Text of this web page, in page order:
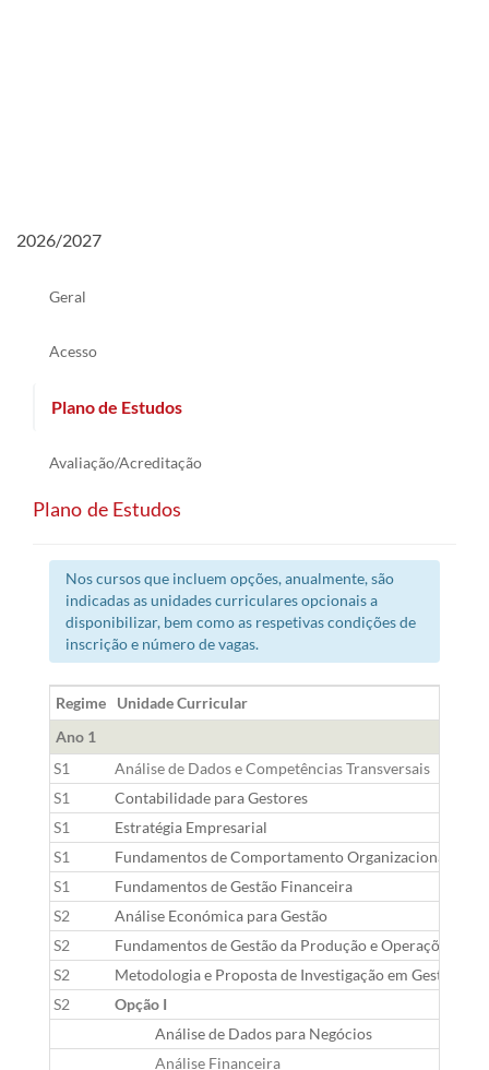
2026/2027
Geral
Acesso
Plano de Estudos
Avaliação/Acreditação
Plano de Estudos
Nos cursos que incluem opções, anualmente, são
indicadas as unidades curriculares opcionais a
disponibilizar, bem como as respetivas condições de
inscrição e número de vagas.
Regime
Unidade Curricular
Ano 1
S1
Análise de Dados e Competências Transversais
S1
Contabilidade para Gestores
S1
Estratégia Empresarial
S1
Fundamentos de Comportamento Organizacional
S1
Fundamentos de Gestão Financeira
S2
Análise Económica para Gestão
S2
Fundamentos de Gestão da Produção e Operações
S2
Metodologia e Proposta de Investigação em Gestão
S2
Opção I
Análise de Dados para Negócios
Análise Financeira